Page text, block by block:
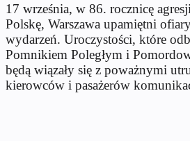
17 września, w 86. rocznicę
Polskę, Warszawa upamiętni
wydarzeń. Uroczystości, które
Pomnikiem Poległym i
będą wiązały się z poważnymi
kierowców i pasażerów